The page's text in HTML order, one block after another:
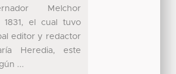
Melchor
1831, el cual tuvo
editor y redactor
Heredia, este
...